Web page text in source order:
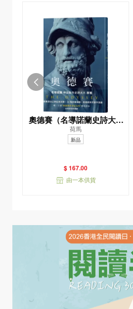
奧德賽（名導諾蘭史詩大片
原著，唯一主張（奧德賽作
者是女性）傳奇譯本）
荷馬
新品
$ 167.00
由一本供貨